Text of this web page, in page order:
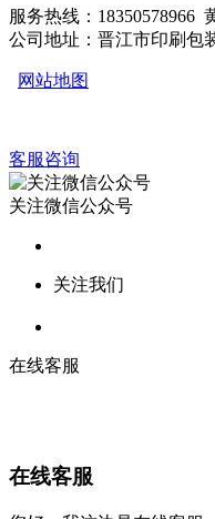
服务热线：18350578966
公司地址：晋江市印刷包
网站地图
客服咨询
关注微信公众号
关注我们
在线客服
在线客服